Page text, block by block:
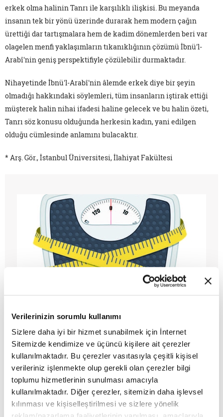
Verilerinizin sorumlu kullanımı
Sizlere daha iyi bir hizmet sunabilmek için İnternet
Sitemizde kendimize ve üçüncü kişilere ait çerezler
kullanılmaktadır. Bu çerezler vasıtasıyla çeşitli kişisel
verileriniz işlenmekte olup gerekli olan çerezler bilgi
toplumu hizmetlerinin sunulması amacıyla
kullanılmaktadır. Diğer çerezler, sitemizin daha işlevsel
kılınması ve kişiselleştirilmesi ve sizlere yönelik
erkek olma halinin Tanrı ile karşılıklı ilişkisi. Bu meyanda
insanın tek bir yönü üzerinde durarak hem modern çağın
ürettiği dar tartışmalara hem de kadim dönemlerden beri var
olagelen menfi yaklaşımların tıkanıklığının çözümü İbnü'l-
Arabî'nin geniş perspektifiyle çözülebilir durmaktadır.
Nihayetinde İbnü'l-Arabî'nin âlemde erkek diye bir şeyin
olmadığı hakkındaki söylemleri, tüm insanların iştirak ettiği
müşterek halin nihai ifadesi haline gelecek ve bu halin özeti,
Tanrı söz konusu olduğunda herkesin kadın, yani edilgen
olduğu cümlesinde anlamını bulacaktır.
* Arş. Gör., İstanbul Üniversitesi, İlahiyat Fakültesi
SIHHATLE İLGİLİ ŞEHİR EFANELERİ
NE KADAR SAĞLIKLI?
MAKALE
Lacivert Yazı İşleri